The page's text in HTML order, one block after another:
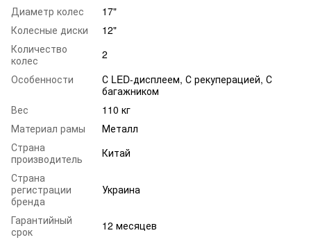
Диаметр колес
17"
Колесные диски
12"
Количество
колес
2
Особенности
С LED-дисплеем, С рекуперацией, С
багажником
Вес
110 кг
Материал рамы
Металл
Страна
производитель
Китай
Страна
регистрации
бренда
Украина
Гарантийный
срок
12 месяцев